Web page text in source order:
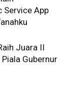
Service App
Juara II
Gubernur